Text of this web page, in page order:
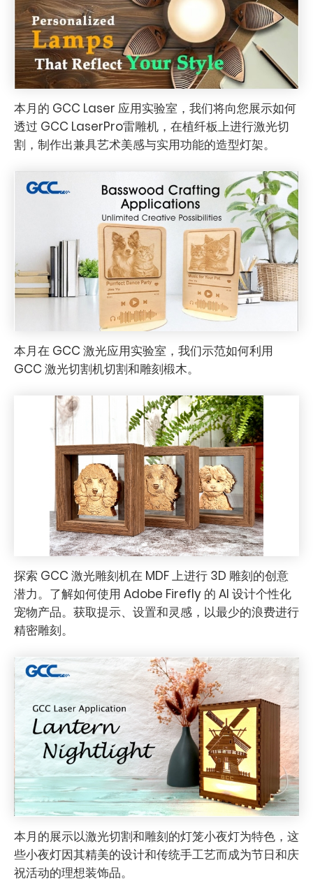
本月的 GCC Laser 应用实验室，我们将向您展示如何
透过 GCC LaserPro雷雕机，在植纤板上进行激光切
割，制作出兼具艺术美感与实用功能的造型灯架。
本月在 GCC 激光应用实验室，我们示范如何利用
GCC 激光切割机切割和雕刻椴木。
探索 GCC 激光雕刻机在 MDF 上进行 3D 雕刻的创意
潜力。了解如何使用 Adob​​e Firefly 的 AI 设计个性化
宠物产品。获取提示、设置和灵感，以最少的浪费进行
精密雕刻。
本月的展示以激光切割和雕刻的灯笼小夜灯为特色，这
些小夜灯因其精美的设计和传统手工艺而成为节日和庆
祝活动的理想装饰品。